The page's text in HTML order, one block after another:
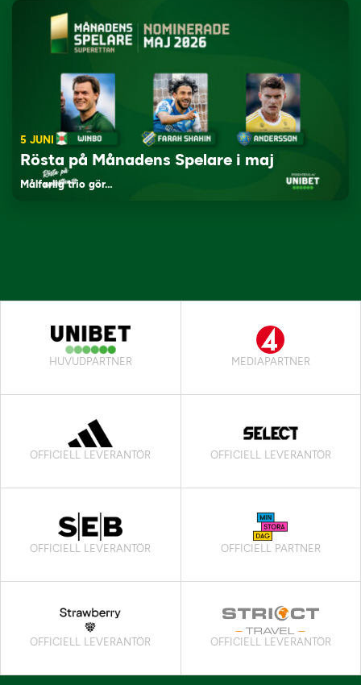
5 JUNI
Rösta på Månadens Spelare i maj
Målfarlig trio gör…
HUVUDPARTNER MEDIAPARTNER
OFFICIELL LEVERANTÖR OFFICIELL LEVERANTÖR
OFFICIELL LEVERANTÖR OFFICIELL PARTNER
OFFICIELL LEVERANTÖR OFFICIELL LEVERANTÖR